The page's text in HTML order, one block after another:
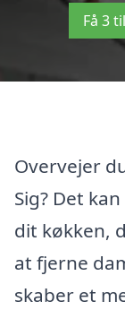
Få 3
Overvejer
Sig? Det
dit køkken,
at fjerne
skaber et